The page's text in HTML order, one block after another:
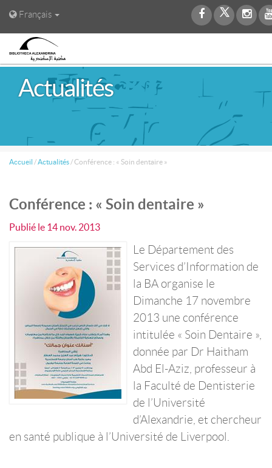
Français
Actualités
Accueil /Actualités /Conférence : « Soin dentaire »
Conférence : « Soin dentaire »
Publié le 14 nov. 2013
Le Département des
Services d’Information de
la BA organise le
Dimanche 17 novembre
2013 une conférence
intitulée « Soin Dentaire »,
donnée par Dr Haitham
Abd El-Aziz, professeur à
la Faculté de Dentisterie
de l’Université
d’Alexandrie, et chercheur
en santé publique à l’Université de Liverpool.